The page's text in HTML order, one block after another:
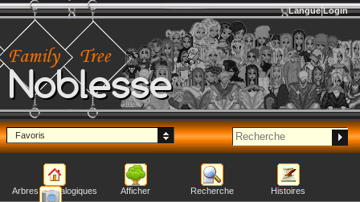
Noblesse
Langue Login
Favoris
Arbres généalogiques Afficher Recherche Histoires